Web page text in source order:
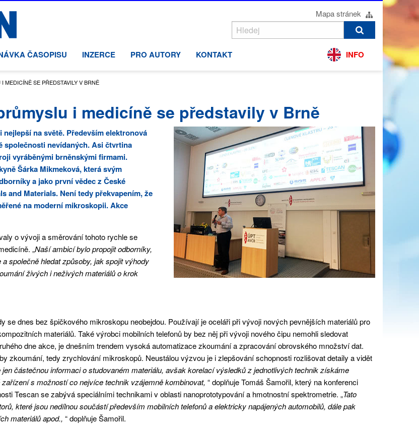
Mapa stránek
ČASOPISU INZERCE PRO AUTORY KONTAKT INFO
MEDICÍNĚ SE PŘEDSTAVILY V BRNĚ
i medicíně se představily v Brně
na světě. Především elektronová
společnosti nevídaných. Asi čtvrtina
vyráběnými brněnskými firmami.
Šárka Mikmeková, která svým
a jako první vědec z České
and Materials. Není tedy překvapením, že
na moderní mikroskopii. Akce
o vývoji a směrování tohoto rychle se
„Naší ambicí bylo propojit odborníky,
společně hledat způsoby, jak spojit výhody
živých i neživých materiálů o krok
se dnes bez špičkového mikroskopu neobejdou. Používají je oceláři při vývoji nových pevnějších materiálů pro
materiálů. Také výrobci mobilních telefonů by bez něj při vývoji nového čipu nemohli sledovat
dne akce, je dnešním trendem vysoká automatizace zkoumání a zpracování obrovského množství dat.
zkoumání, tedy zrychlování mikroskopů. Neustálou výzvou je i zlepšování schopnosti rozlišovat detaily a vidět
částečnou informaci o studovaném materiálu, avšak korelací výsledků z jednotlivých technik získáme
s možností co nejvíce technik vzájemně kombinovat, “ doplňuje Tomáš Šamořil, který na konferenci
Tescan se zabývá speciálními technikami v oblasti nanoprototypování a hmotnostní spektrometrie. „Tato
které jsou nedílnou součástí především mobilních telefonů a elektricky napájených automobilů, dále pak
materiálů apod., “ doplňuje Šamořil.